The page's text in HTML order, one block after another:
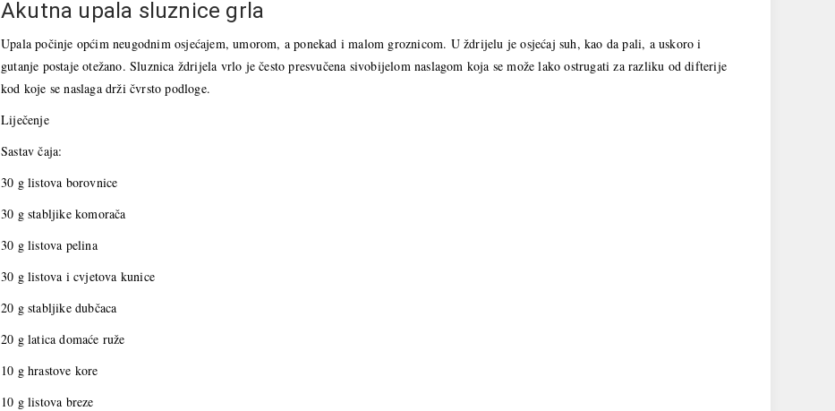
Akutna upala sluznice grla
Upala počinje općim neugodnim osjećajem, umorom, a ponekad i malom groznicom. U ždrijelu je osjećaj suh, kao da pali, a uskoro i
gutanje postaje otežano. Sluznica ždrijela vrlo je često presvučena sivobijelom naslagom koja se može lako ostrugati za razliku od difterije
kod koje se naslaga drži čvrsto podloge.
Liječenje
Sastav čaja:
30 g listova borovnice
30 g stabljike komorača
30 g listova pelina
30 g listova i cvjetova kunice
20 g stabljike dubčaca
20 g latica domaće ruže
10 g hrastove kore
10 g listova breze